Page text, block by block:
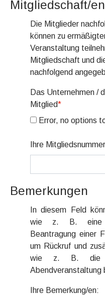
Mitgliedschaft/en
Die Mitglieder
können zu
Veranstaltung
Mitgliedschaft und
nachfolgend
Das Unternehmen /
Mitglied*
Error, no options
Ihre Mitgliedsnummer
Bemerkungen
In diesem Feld
wie z. B. eine
Beantragung einer
um Rückruf und
wie z. B. die
Abendveranstaltung
Ihre Bemerkung/en: